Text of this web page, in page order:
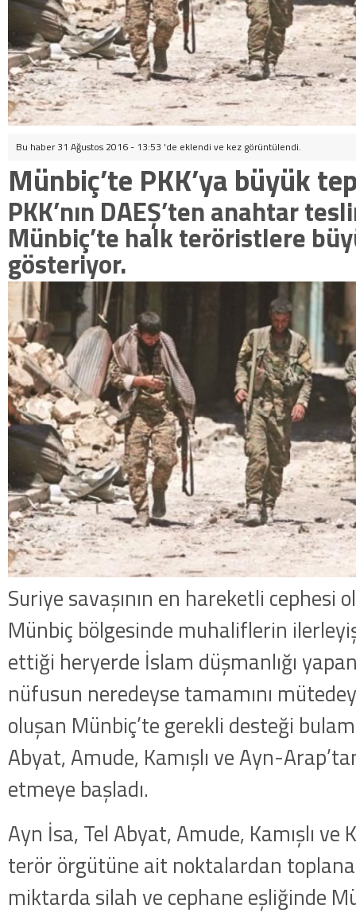
Bu haber 31 Ağustos 2016 - 13:53 'de eklendi ve kez görüntülendi.
Münbiç’te PKK’ya büyük
PKK’nın DAEŞ’ten anahtar
Münbiç’te halk teröristlere
gösteriyor.
Suriye savaşının en hareketli cephesi
Münbiç bölgesinde muhaliflerin
ettiği heryerde İslam düşmanlığı yapan
nüfusun neredeyse tamamını
oluşan Münbiç’te gerekli desteği
Abyat, Amude, Kamışlı ve Ayn-
etmeye başladı.
Ayn İsa, Tel Abyat, Amude, Kamışlı ve
terör örgütüne ait noktalardan
miktarda silah ve cephane eşliğinde